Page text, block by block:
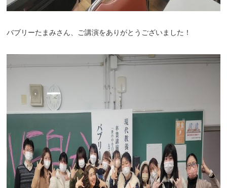
バブリーたまみさん、ご講演をありがとうございました！